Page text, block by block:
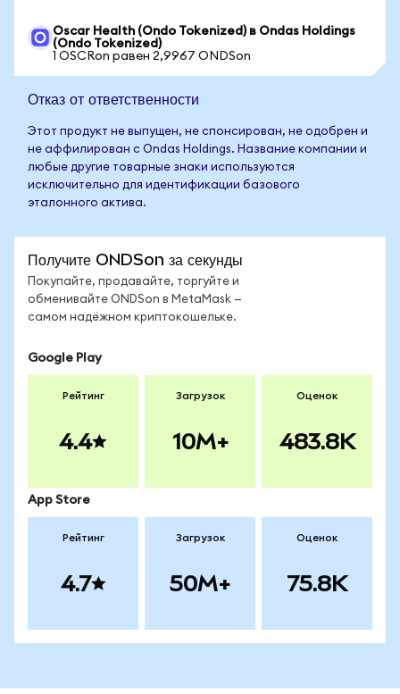
Oscar Health (Ondo Tokenized) в Ondas Holdings
(Ondo Tokenized)
1 OSCRon равен 2,9967 ONDSon
Отказ от ответственности
Этот продукт не выпущен, не спонсирован, не одобрен и
не аффилирован с Ondas Holdings. Название компании и
любые другие товарные знаки используются
исключительно для идентификации базового
эталонного актива.
Получите ONDSon за секунды
Покупайте, продавайте, торгуйте и
обменивайте ONDSon в MetaMask —
самом надёжном криптокошельке.
Google Play
Рейтинг
4.4
Загрузок
10M+
Оценок
483.8K
App Store
Рейтинг
4.7
Загрузок
50M+
Оценок
75.8K